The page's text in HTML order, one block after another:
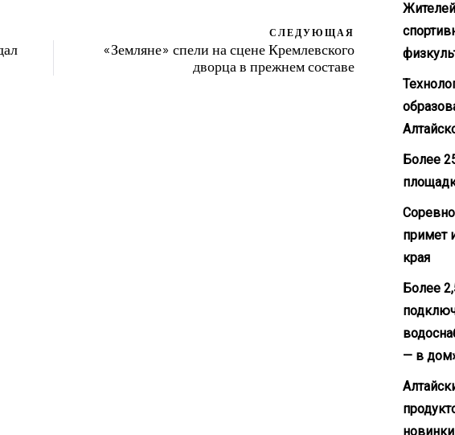
СЛЕДУЮЩАЯ
«Земляне» спели на сцене Кремлевского
дворца в прежнем составе
Более
примет
края
Более
— в
новинки